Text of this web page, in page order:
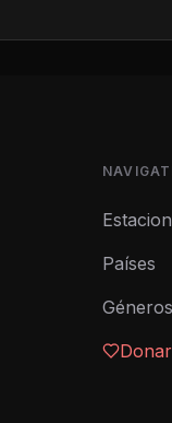
Países
Géneros
Donar